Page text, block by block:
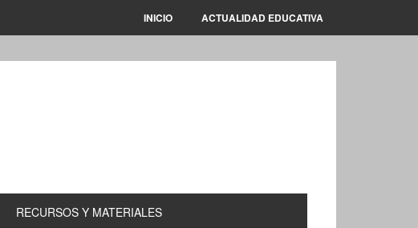
INICIO ACTUALIDAD EDUCATIVA
RECURSOS Y MATERIALES